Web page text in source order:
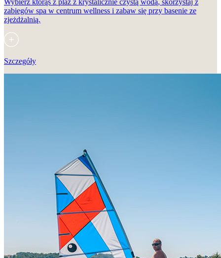
zabiegów spa w centrum wellness i zabaw się przy basenie ze
zjeżdżalnią.
Szczegóły